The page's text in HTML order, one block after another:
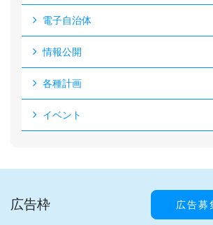
電子自治体
情報公開
各種計画
イベント
広告枠 広告募